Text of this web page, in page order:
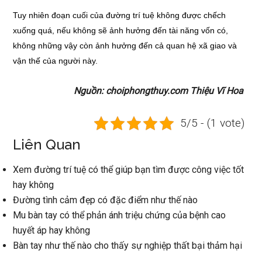
Tuy nhiên đoạn cuối của đường trí tuệ không được chếch
xuống quá, nếu không sẽ ảnh hưởng đến tài năng vốn có,
không những vậy còn ảnh hưởng đến cả quan hệ xã giao và
vận thế của người này.
Nguồn: choiphongthuy.com Thiệu Vĩ Hoa
5/5 - (1 vote)
Liên Quan
Xem đường trí tuệ có thể giúp bạn tìm được công việc tốt
hay không
Đường tình cảm đẹp có đặc điểm như thế nào
Mu bàn tay có thể phản ánh triệu chứng của bệnh cao
huyết áp hay không
Bàn tay như thế nào cho thấy sự nghiệp thất bại thảm hại